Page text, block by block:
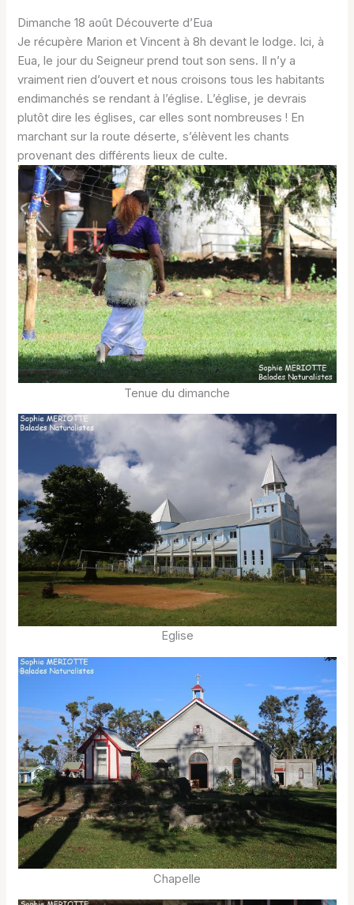
Dimanche 18 août Découverte d’Eua
Je récupère Marion et Vincent à 8h devant le lodge. Ici, à
Eua, le jour du Seigneur prend tout son sens. Il n’y a
vraiment rien d’ouvert et nous croisons tous les habitants
endimanchés se rendant à l’église. L’église, je devrais
plutôt dire les églises, car elles sont nombreuses ! En
marchant sur la route déserte, s’élèvent les chants
provenant des différents lieux de culte.
Tenue du dimanche
Eglise
Chapelle